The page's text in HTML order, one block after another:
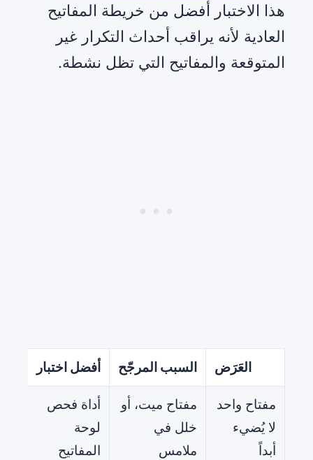
هذا الاختبار أفضل من خريطة المفاتيح
العادية لأنه يراقب أحداث التكرار غير
المتوقعة والمفاتيح التي تظل نشطة.
العَرَض السبب المرجّح أفضل اختبار
مفتاح واحد
لا يُضيء
أبداً
مفتاح ميت، أو
خلل في
ملامس
أداة فحص
لوحة
المفاتيح